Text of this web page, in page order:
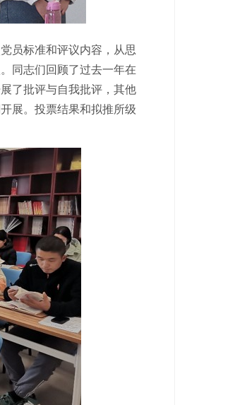
员标准和评议内容，从思
同志们回顾了过去一年在
了批评与自我批评，其他
展。投票结果和拟推所级